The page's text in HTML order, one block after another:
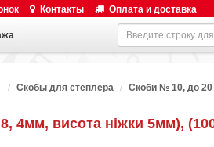
Контакты Оплата и доставка
Скобы для степлера Скоби № 10, до 20
4мм, висота ніжки 5мм),